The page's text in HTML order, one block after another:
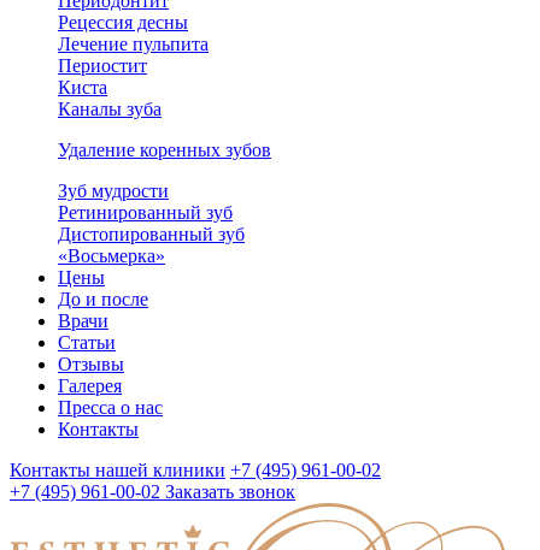
Рецессия десны
Лечение пульпита
Периостит
Киста
Каналы зуба
Удаление коренных зубов
Зуб мудрости
Ретинированный зуб
Дистопированный зуб
«Восьмерка»
Цены
До и после
Врачи
Статьи
Отзывы
Галерея
Пресса о нас
Контакты
Контакты нашей клиники +7 (495) 961-00-02
+7 (495) 961-00-02 Заказать звонок